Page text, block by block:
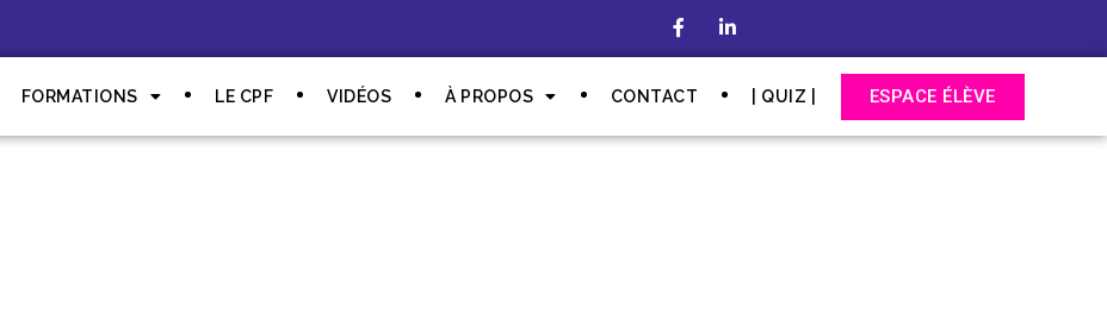
FORMATIONS LE CPF VIDÉOS À PROPOS CONTACT | QUIZ | ESPACE ÉLÈVE